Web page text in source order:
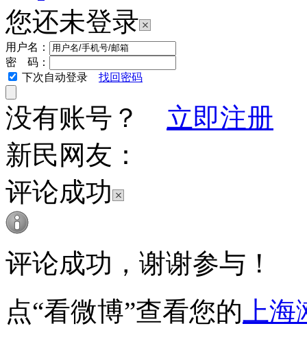
您还未登录
用户名：
密 码：
下次自动登录 找回密码
没有账号？ 立即注册
新民网友：
评论成功
评论成功，谢谢参与！
点“看微博”查看您的 上